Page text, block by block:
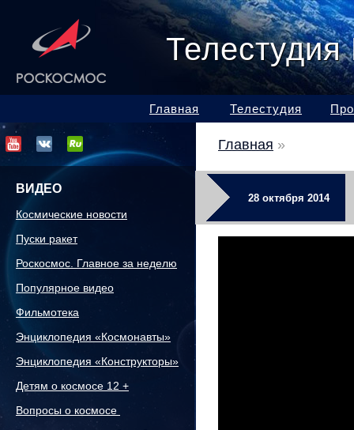
Главная Телестудия
ВИДЕО
Космические новости
Пуски ракет
Роскосмос. Главное за неделю
Популярное видео
Фильмотека
Энциклопедия «Космонавты»
Энциклопедия «Конструкторы»
Детям о космосе 12 +
Вопросы о космосе
Главная »
28 октября 2014